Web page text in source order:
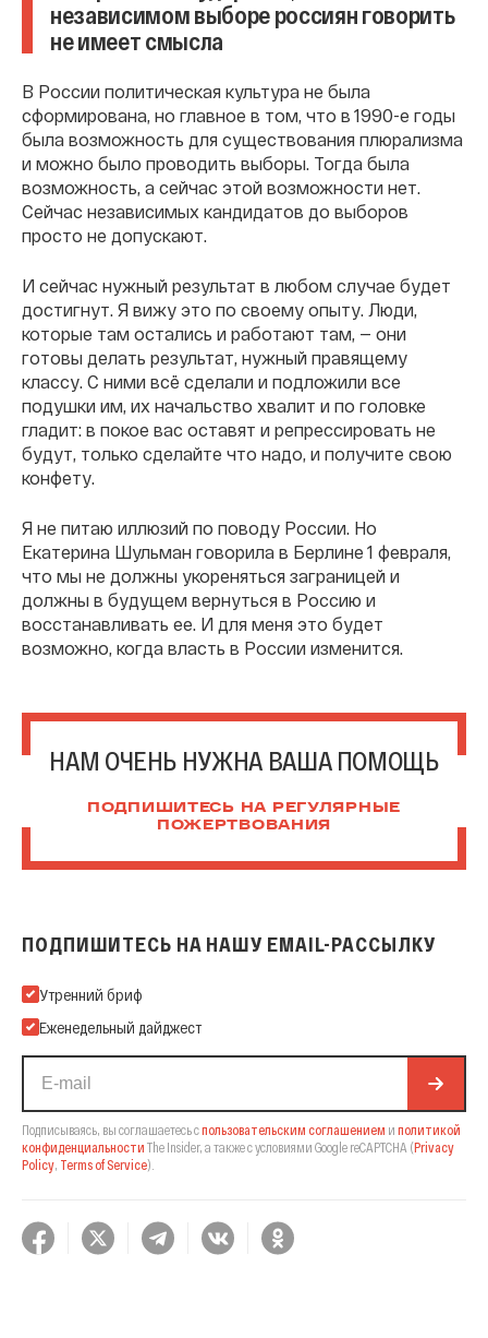
независимом выборе россиян говорить
не имеет смысла
В России политическая культура не была
сформирована, но главное в том, что в 1990-е годы
была возможность для существования плюрализма
и можно было проводить выборы. Тогда была
возможность, а сейчас этой возможности нет.
Сейчас независимых кандидатов до выборов
просто не допускают.
И сейчас нужный результат в любом случае будет
достигнут. Я вижу это по своему опыту. Люди,
которые там остались и работают там, — они
готовы делать результат, нужный правящему
классу. С ними всё сделали и подложили все
подушки им, их начальство хвалит и по головке
гладит: в покое вас оставят и репрессировать не
будут, только сделайте что надо, и получите свою
конфету.
Я не питаю иллюзий по поводу России. Но
Екатерина Шульман говорила в Берлине 1 февраля,
что мы не должны укореняться заграницей и
должны в будущем вернуться в Россию и
восстанавливать ее. И для меня это будет
возможно, когда власть в России изменится.
НАМ ОЧЕНЬ НУЖНА ВАША ПОМОЩЬ
ПОДПИШИТЕСЬ НА РЕГУЛЯРНЫЕ
ПОЖЕРТВОВАНИЯ
ПОДПИШИТЕСЬ НА НАШУ EMAIL-РАССЫЛКУ
Подпишитесь на нашу Email-рассылку
Утренний бриф
Еженедельный дайджест
Подписываясь, вы соглашаетесь спользовательским соглашением и политикой
конфиденциальности The Insider, а также с условиями Google reCAPTCHA (Privacy
Policy, Terms of Service).